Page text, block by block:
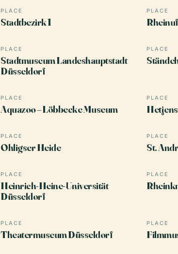
PLACE
Stadtbezirk 1
PLACE
PLACE
Stadtmuseum Landeshauptstadt
Düsseldorf
PLACE
PLACE
Aquazoo – Löbbecke Museum
PLACE
PLACE
Ohligser Heide
PLACE
St.
PLACE
Heinrich-Heine-Universität
Düsseldorf
PLACE
PLACE
Theatermuseum Düsseldorf
PLACE